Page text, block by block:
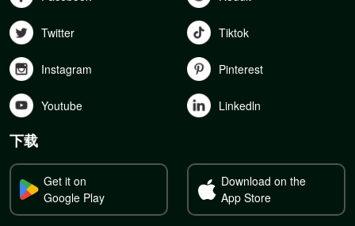
Twitter Tiktok
Instagram Pinterest
Youtube Linkedln
下载
Get it on
Google Play
Download on the
App Store